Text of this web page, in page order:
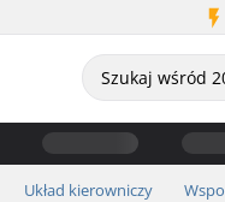
Układ kierowniczy